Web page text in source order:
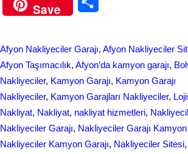
c
o
o
k
n
d
n
Save
r
e
Afyon Nakliyeciler Garajı, Afyon Nakliyeciler
Afyon Taşımacılık, Afyon’da kamyon garajı,
Nakliyeciler, Kamyon Garajı, Kamyon Garajı
Nakliyeciler, Kamyon Garajları Nakliyeciler,
Nakliyat, Nakliyat, nakliyat hizmetleri,
Nakliyeciler Garajı, Nakliyeciler Garajı Kamyon
Nakliyeciler Kamyon Garajı, Nakliyeciler Sitesi